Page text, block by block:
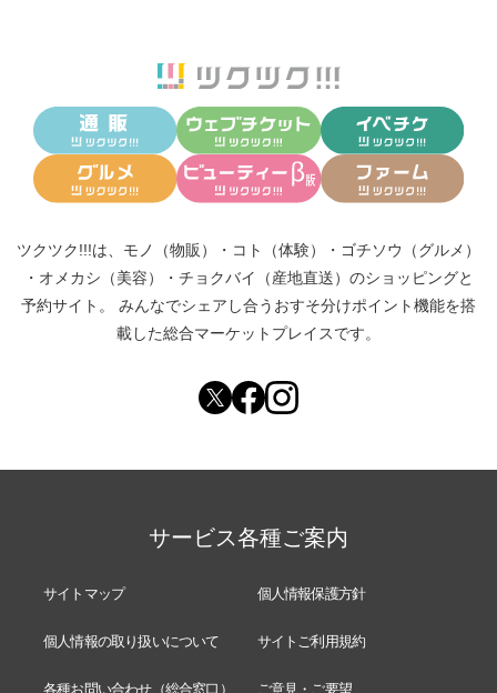
ツクツク!!!は、 モノ（物販） ・ コト（体験） ・ ゴチソウ（グルメ）
・ オメカシ（美容） ・ チョクバイ（産地直送） のショッピングと
予約サイト。
みんなでシェアし合う おすそ分けポイント機能を搭
載した総合マーケットプレイスです。
サービス各種ご案内
サイトマップ 個人情報保護方針
個人情報の取り扱いについて サイトご利用規約
各種お問い合わせ（総合窓口） ご意見・ご要望